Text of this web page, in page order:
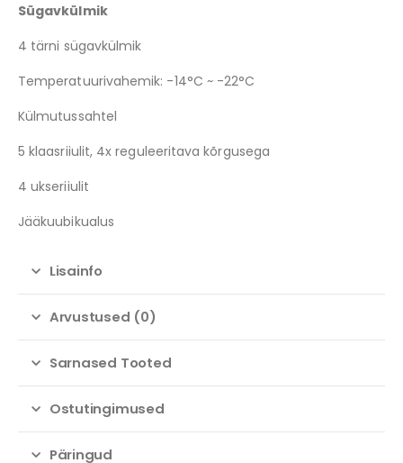
Sügavkülmik
4 tärni sügavkülmik
Temperatuurivahemik: -14°C ~ -22°C
Külmutussahtel
5 klaasriiulit, 4x reguleeritava kõrgusega
4 ukseriiulit
Jääkuubikualus
Lisainfo
Arvustused (0)
Sarnased Tooted
Ostutingimused
Päringud